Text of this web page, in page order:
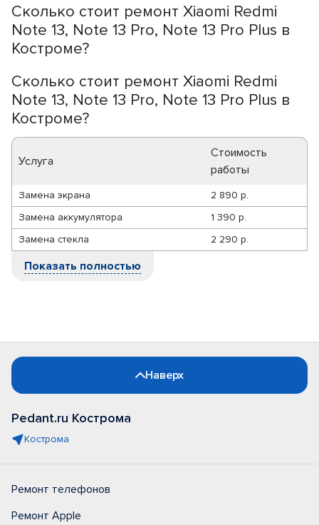
Сколько стоит ремонт Xiaomi Redmi
Note 13, Note 13 Pro, Note 13 Pro Plus в
Костроме?
Сколько стоит ремонт Xiaomi Redmi
Note 13, Note 13 Pro, Note 13 Pro Plus в
Костроме?
Услуга
Стоимость
работы
Замена экрана
2 890 р.
Замена аккумулятора
1 390 р.
Замена стекла
2 290 р.
Показать полностью
Наверх
Pedant.ru Кострома
Кострома
Ремонт телефонов
Ремонт Apple